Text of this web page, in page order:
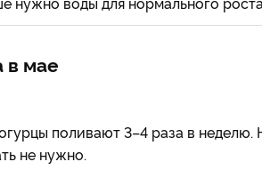
в мае
поливают 3–4 раза в неделю.
не нужно.